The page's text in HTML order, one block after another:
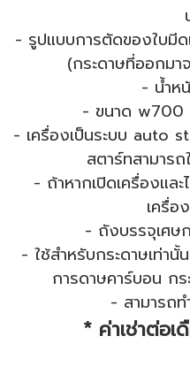
- รูปแบบการตัดของใบมี
(กระดาษที่ออกมา
- น้ำห
- ขนาด
- เครื่องเป็นระบบ auto
สตาร์ทสามารถ
- ถ้าหากเปิดเครื่องและ
เครื่อ
- ถังบรรจุเศษ
- ใช้สำหรับกระดาษเท่า
การดาษคาร์บอน ก
- สามารถ
* ค่าเช่าต่อ